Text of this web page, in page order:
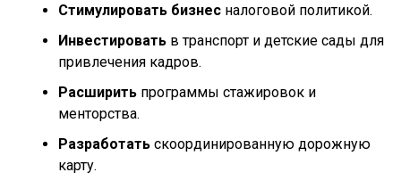
Стимулировать бизнес налоговой политикой.
Инвестировать в транспорт и детские сады для
привлечения кадров.
Расширить программы стажировок и
менторства.
Разработать скоординированную дорожную
карту.